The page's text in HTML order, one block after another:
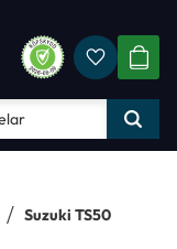
Suzuki TS50